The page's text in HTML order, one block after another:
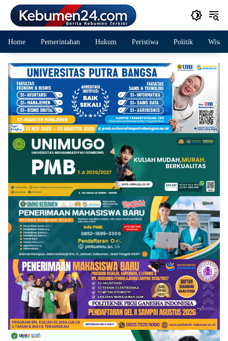
Langsung
konten
Home Pemerintahan Hukum Peristiwa Politik Wisata